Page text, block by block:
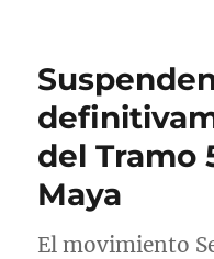
del Tramo
Maya
El movimiento